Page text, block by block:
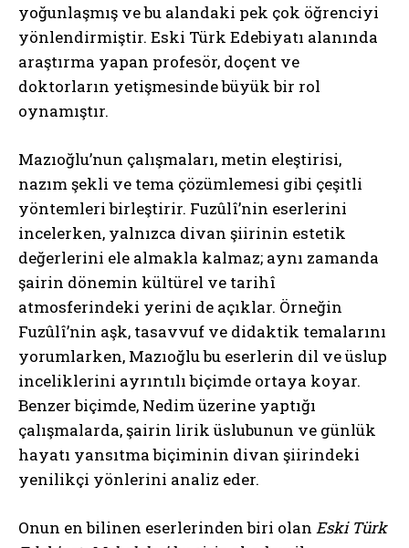
yoğunlaşmış ve bu alandaki pek çok öğrenciyi
yönlendirmiştir. Eski Türk Edebiyatı alanında
araştırma yapan profesör, doçent ve
doktorların yetişmesinde büyük bir rol
oynamıştır.
Mazıoğlu’nun çalışmaları, metin eleştirisi,
nazım şekli ve tema çözümlemesi gibi çeşitli
yöntemleri birleştirir. Fuzûlî’nin eserlerini
incelerken, yalnızca divan şiirinin estetik
değerlerini ele almakla kalmaz; aynı zamanda
şairin dönemin kültürel ve tarihî
atmosferindeki yerini de açıklar. Örneğin
Fuzûlî’nin aşk, tasavvuf ve didaktik temalarını
yorumlarken, Mazıoğlu bu eserlerin dil ve üslup
inceliklerini ayrıntılı biçimde ortaya koyar.
Benzer biçimde, Nedim üzerine yaptığı
çalışmalarda, şairin lirik üslubunun ve günlük
hayatı yansıtma biçiminin divan şiirindeki
yenilikçi yönlerini analiz eder.
Onun en bilinen eserlerinden biri olan Eski Türk